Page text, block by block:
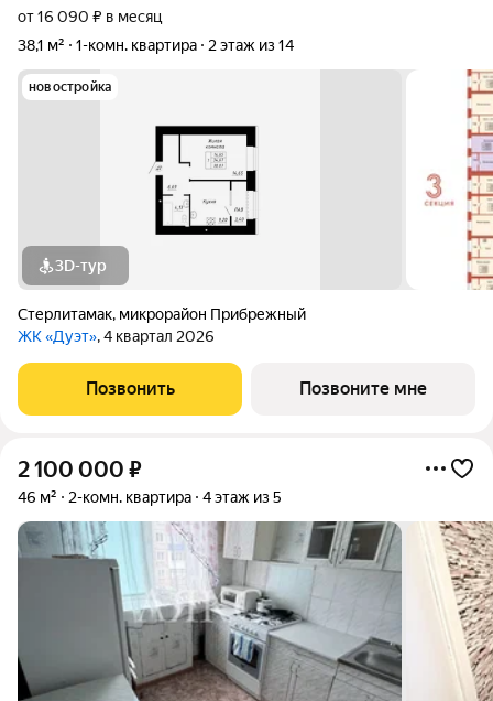
от 16 090 ₽ в месяц
38,1 м²
1-комн. квартира 2 этаж из 14
новостройка
3D-тур
Стерлитамак, микрорайон Прибрежный
ЖК «Дуэт», 4 квартал 2026
Позвонить Позвоните мне
2 100 000 ₽
46 м² 2-комн. квартира 4 этаж из 5